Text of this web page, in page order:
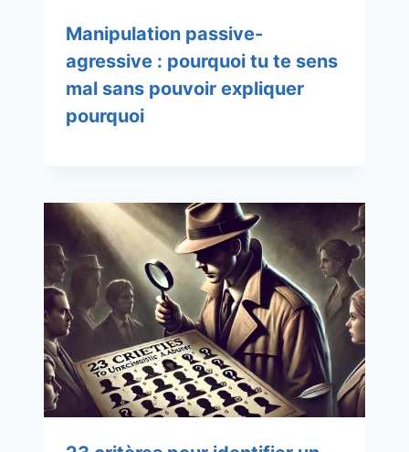
Manipulation passive-
agressive : pourquoi tu te sens
mal sans pouvoir expliquer
pourquoi